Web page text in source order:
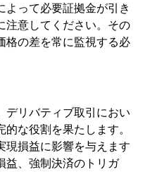
よって必要証拠金が引き
注意してください。その
格の差を常に監視する必
デリバティブ取引におい
な役割を果たします。
現損益に影響を与えます
益、強制決済のトリガ